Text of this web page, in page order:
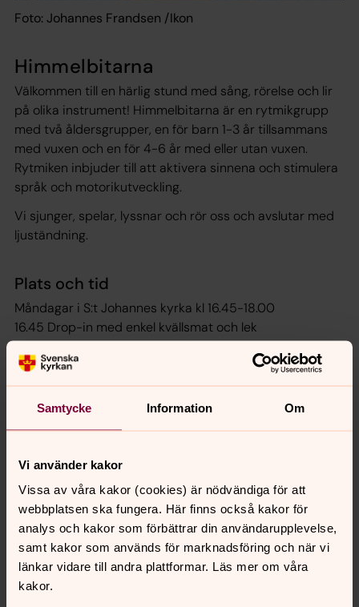
Samtycke Information Om
Vi använder kakor
Vissa av våra kakor (cookies) är nödvändiga för att
webbplatsen ska fungera. Här finns också kakor för
analys och kakor som förbättrar din användarupplevelse,
samt kakor som används för marknadsföring och när vi
länkar vidare till andra plattformar. Läs mer om våra
kakor.
Foto: Johannes Frandsen /Ikon
Himmelbitarna
Välkommen till en härlig stund med sång, rörelse och lir
på olika instrument! Himmelbitarna är en rytmikgrupp
med två åldersgrupper, en för barn 1-3 år tillsammans
med vuxen och en för 4-6 år med eller utan vuxen.
Rytmiken inbjuder till att aktivera sinnena och stimulera
språk och motorikutveckling.
Vi sjunger, spelar, lyssnar och rör oss och avslutar med
ljuständning.
Plats och tid
Måndagar i S:t Johannes kyrka kl 16.45-18.00
16.45 Drop-in med enkel kvällsmat och lek
17.30-18.00 Rytmikpass för båda åldersgrupperna
Ca 10 träffar per termin.
Kostnad
Kostnad 250 kr per familj ( enkel kvällsmat ingår)
Terminsstart
Ny grupp startar i vecka 37.
Himmelbitarna är en fast grupp. Välkommen med er
anmälan, se nedan.